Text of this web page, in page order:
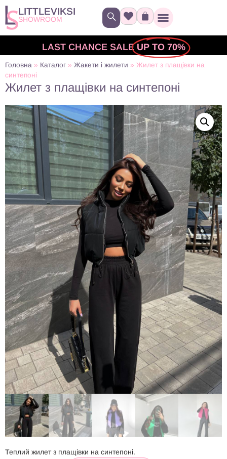
LITTLEVIKSI
SHOWROOM
LAST CHANCE SALE UP TO 70%
Головна » Каталог » Жакети і жилети » Жилет з плащівки на
синтепоні
Жилет з плащівки на синтепоні
Теплий жилет з плащівки на синтепоні.